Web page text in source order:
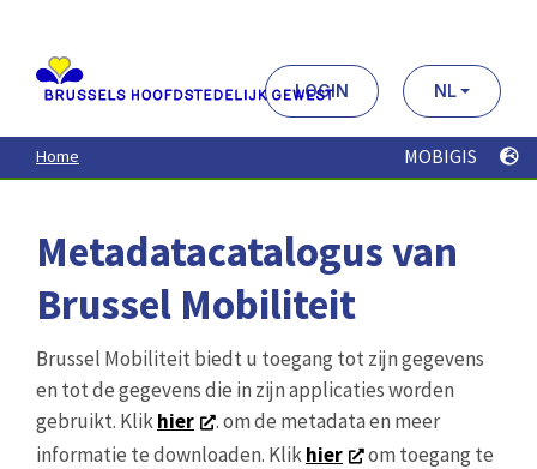
contenu
principal
LOGIN NL
Home MOBIGIS
Metadatacatalogus van
Brussel Mobiliteit
Brussel Mobiliteit biedt u toegang tot zijn gegevens
en tot de gegevens die in zijn applicaties worden
gebruikt. Klikhier
. om de metadata en meer
informatie te downloaden. Klikhier
om toegang te